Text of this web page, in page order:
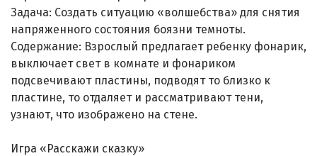
Задача: Создать ситуацию «волшебства» для снятия
напряженного состояния боязни темноты.
Содержание: Взрослый предлагает ребенку фонарик,
выключает свет в комнате и фонариком
подсвечивают пластины, подводят то близко к
пластине, то отдаляет и рассматривают тени,
узнают, что изображено на стене.
Игра «Расскажи сказку»